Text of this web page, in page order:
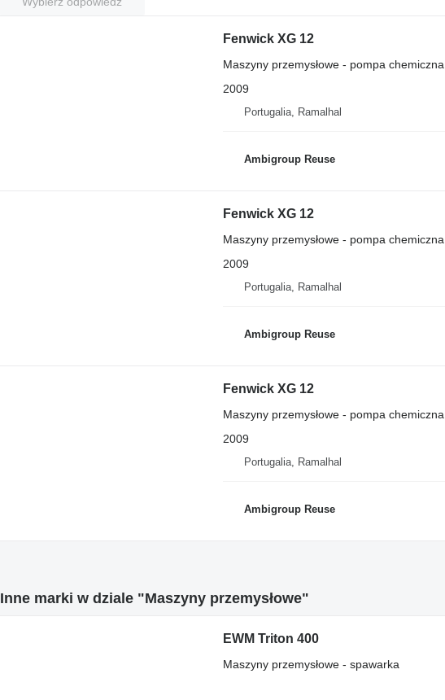
Fenwick XG 12
Maszyny przemysłowe - pompa chemiczna
2009
Portugalia, Ramalhal
Ambigroup Reuse
Fenwick XG 12
Maszyny przemysłowe - pompa chemiczna
2009
Portugalia, Ramalhal
Ambigroup Reuse
Fenwick XG 12
Maszyny przemysłowe - pompa chemiczna
2009
Portugalia, Ramalhal
Ambigroup Reuse
Inne marki w dziale "Maszyny przemysłowe"
EWM Triton 400
Maszyny przemysłowe - spawarka